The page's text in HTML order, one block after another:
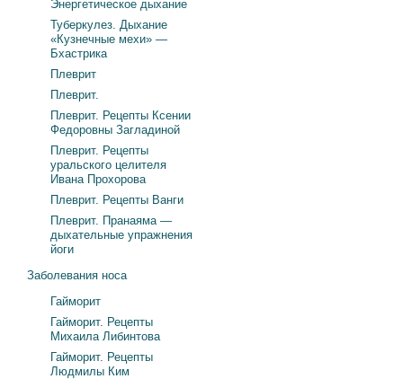
Энергетическое дыхание
Туберкулез. Дыхание
«Кузнечные мехи» —
Бхастрика
Плеврит
Плеврит.
Плеврит. Рецепты Ксении
Федоровны Загладиной
Плеврит. Рецепты
уральского целителя
Ивана Прохорова
Плеврит. Рецепты Ванги
Плеврит. Пранаяма —
дыхательные упражнения
йоги
Заболевания носа
Гайморит
Гайморит. Рецепты
Михаила Либинтова
Гайморит. Рецепты
Людмилы Ким